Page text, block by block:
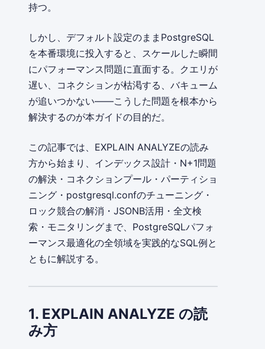
持つ。
しかし、デフォルト設定のままPostgreSQL
を本番環境に投入すると、スケールした瞬間
にパフォーマンス問題に直面する。クエリが
遅い、コネクションが枯渇する、バキューム
が追いつかない——こうした問題を根本から
解決するのが本ガイドの目的だ。
この記事では、EXPLAIN ANALYZEの読み
方から始まり、インデックス設計・N+1問題
の解決・コネクションプール・パーティショ
ニング・postgresql.confのチューニング・
ロック競合の解消・JSONB活用・全文検
索・モニタリングまで、PostgreSQLパフォ
ーマンス最適化の全領域を実践的なSQL例と
ともに解説する。
1. EXPLAIN ANALYZE の読
み方